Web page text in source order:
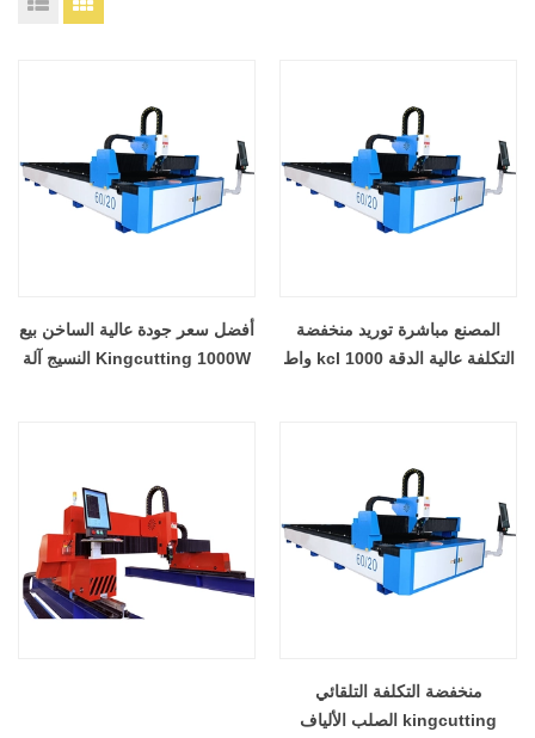
أفضل سعر جودة عالية الساخن بيع
Kingcutting 1000W النسيج آلة
المصنع مباشرة توريد منخفضة
التكلفة عالية الدقة kcl 1000 واط
منخفضة التكلفة التلقائي
kingcutting الصلب الألياف